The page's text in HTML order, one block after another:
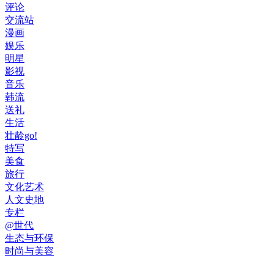
评论
交流站
漫画
娱乐
明星
影视
音乐
韩流
送礼
生活
壮龄go!
特写
美食
旅行
文化艺术
人文史地
专栏
@世代
生态与环保
时尚与美容